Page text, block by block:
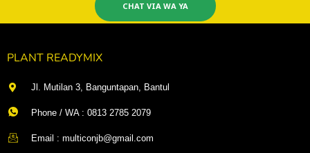
CHAT VIA WA YA
PLANT READYMIX
Jl. Mutilan 3, Banguntapan, Bantul
Phone / WA : 0813 2785 2079
Email : multiconjb@gmail.com